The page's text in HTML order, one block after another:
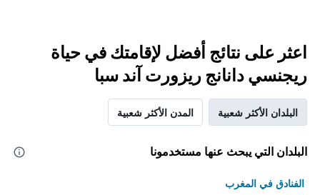
اعثر على نتائج أفضل لإقامتك في حياة
ريجنسي دانانج ريزورت آند سبا
البلدان الأكثر شعبية المدن الأكثر شعبية
البلدان التي يبحث عنها مستخدمونا
الفنادق في المغرب